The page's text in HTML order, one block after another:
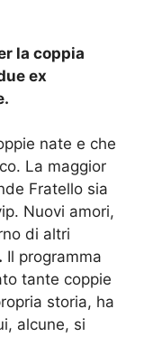
la coppia
ex
nate e che
La maggior
Fratello sia
Nuovi amori,
di altri
Il programma
tante coppie
storia, ha
alcune, si